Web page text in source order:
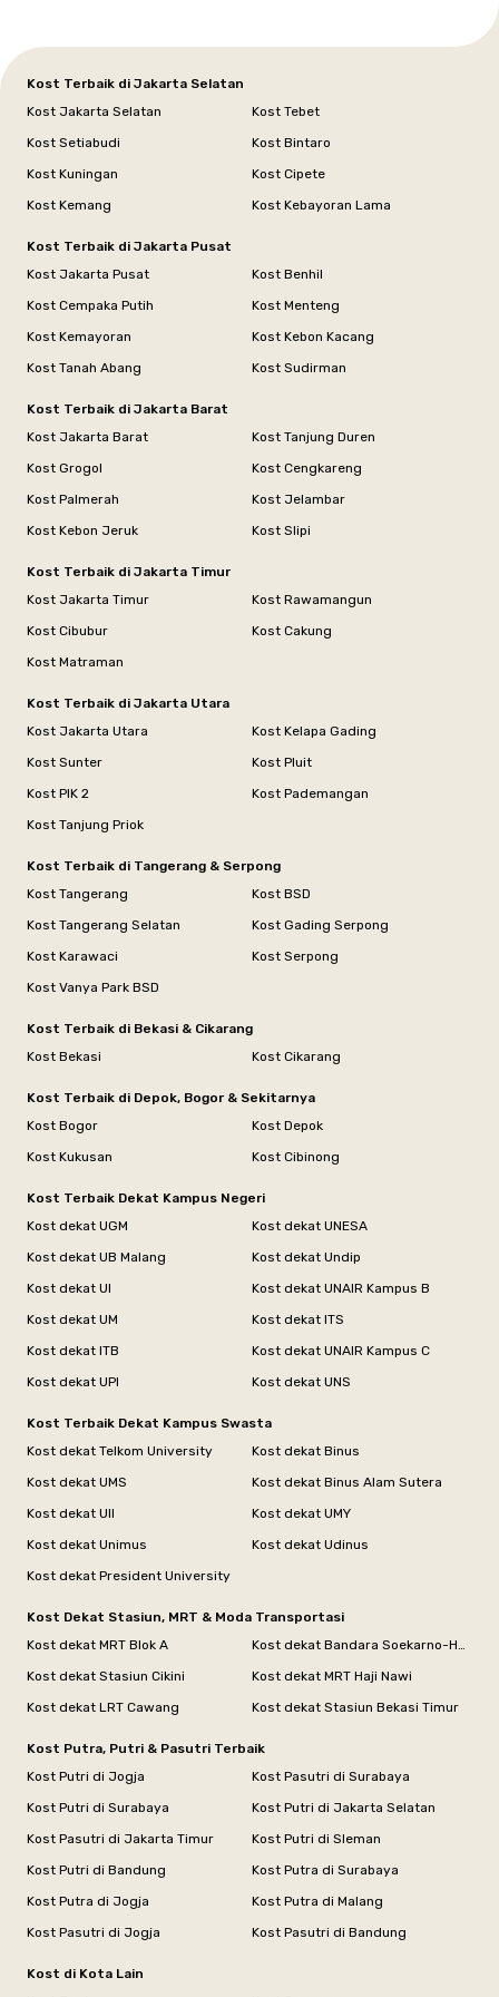
Kost Terbaik di Jakarta Selatan
Kost Jakarta Selatan
Kost Tebet
Kost Setiabudi
Kost Bintaro
Kost Kuningan
Kost Cipete
Kost Kemang
Kost Kebayoran Lama
Kost Terbaik di Jakarta Pusat
Kost Jakarta Pusat
Kost Benhil
Kost Cempaka Putih
Kost Menteng
Kost Kemayoran
Kost Kebon Kacang
Kost Tanah Abang
Kost Sudirman
Kost Terbaik di Jakarta Barat
Kost Jakarta Barat
Kost Tanjung Duren
Kost Grogol
Kost Cengkareng
Kost Palmerah
Kost Jelambar
Kost Kebon Jeruk
Kost Slipi
Kost Terbaik di Jakarta Timur
Kost Jakarta Timur
Kost Rawamangun
Kost Cibubur
Kost Cakung
Kost Matraman
Kost Terbaik di Jakarta Utara
Kost Jakarta Utara
Kost Kelapa Gading
Kost Sunter
Kost Pluit
Kost PIK 2
Kost Pademangan
Kost Tanjung Priok
Kost Terbaik di Tangerang & Serpong
Kost Tangerang
Kost BSD
Kost Tangerang Selatan
Kost Gading Serpong
Kost Karawaci
Kost Serpong
Kost Vanya Park BSD
Kost Terbaik di Bekasi & Cikarang
Kost Bekasi
Kost Cikarang
Kost Terbaik di Depok, Bogor & Sekitarnya
Kost Bogor
Kost Depok
Kost Kukusan
Kost Cibinong
Kost Terbaik Dekat Kampus Negeri
Kost dekat UGM
Kost dekat UNESA
Kost dekat UB Malang
Kost dekat Undip
Kost dekat UI
Kost dekat UNAIR Kampus B
Kost dekat UM
Kost dekat ITS
Kost dekat ITB
Kost dekat UNAIR Kampus C
Kost dekat UPI
Kost dekat UNS
Kost Terbaik Dekat Kampus Swasta
Kost dekat Telkom University
Kost dekat Binus
Kost dekat UMS
Kost dekat Binus Alam Sutera
Kost dekat UII
Kost dekat UMY
Kost dekat Unimus
Kost dekat Udinus
Kost dekat President University
Kost Dekat Stasiun, MRT & Moda Transportasi
Kost dekat MRT Blok A
Kost dekat Bandara Soekarno-Hatta
Kost dekat Stasiun Cikini
Kost dekat MRT Haji Nawi
Kost dekat LRT Cawang
Kost dekat Stasiun Bekasi Timur
Kost Putra, Putri & Pasutri Terbaik
Kost Putri di Jogja
Kost Pasutri di Surabaya
Kost Putri di Surabaya
Kost Putri di Jakarta Selatan
Kost Pasutri di Jakarta Timur
Kost Putri di Sleman
Kost Putri di Bandung
Kost Putra di Surabaya
Kost Putra di Jogja
Kost Putra di Malang
Kost Pasutri di Jogja
Kost Pasutri di Bandung
Kost di Kota Lain